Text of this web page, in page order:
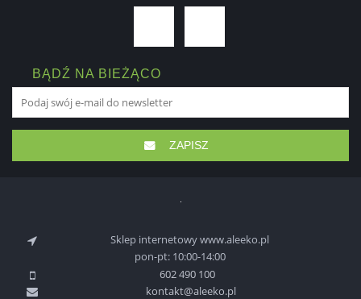
BĄDŹ NA BIEŻĄCO
ZAPISZ
Sklep internetowy www.aleeko.pl
pon-pt: 10:00-14:00
602 490 100
kontakt@aleeko.pl